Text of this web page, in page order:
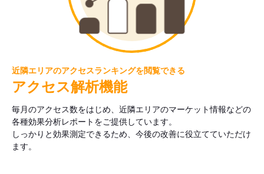
近隣エリアのアクセスランキングを閲覧できる
アクセス解析機能
毎月のアクセス数をはじめ、近隣エリアのマーケット情報などの
各種効果分析レポートをご提供しています。
しっかりと効果測定できるため、今後の改善に役立てていただけ
ます。